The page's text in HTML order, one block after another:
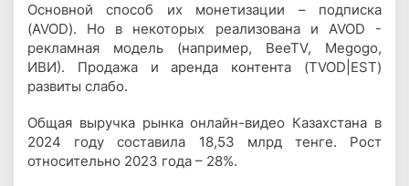
Основной способ их монетизации – подписка
(AVOD). Но в некоторых реализована и AVOD -
рекламная модель (например, BeeTV, Megogo,
ИВИ). Продажа и аренда контента (TVOD|EST)
развиты слабо.
Общая выручка рынка онлайн-видео Казахстана в
2024 году составила 18,53 млрд тенге. Рост
относительно 2023 года – 28%.